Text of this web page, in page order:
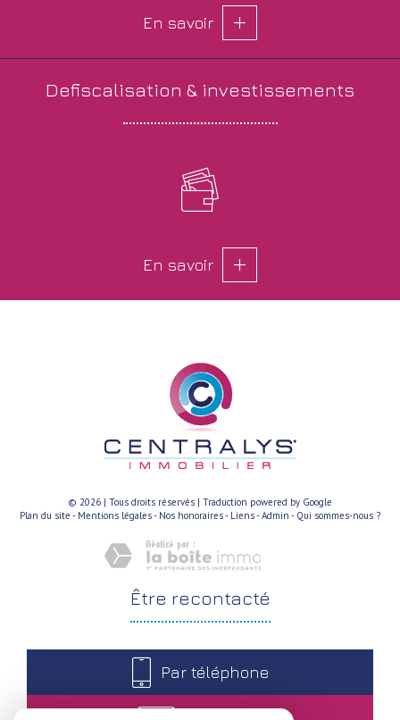
En savoir
defiscalisation & investissements
En savoir
© 2026 | Tous droits réservés | Traduction powered by Google
Plan du site - Mentions légales- Nos honoraires- Liens-Admin - Qui sommes-nous ?
être recontacté
Par téléphone